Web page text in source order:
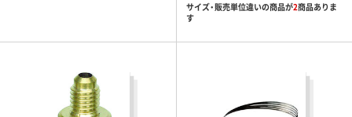
サイズ・販売単位違いの商品が2商品ありま
す